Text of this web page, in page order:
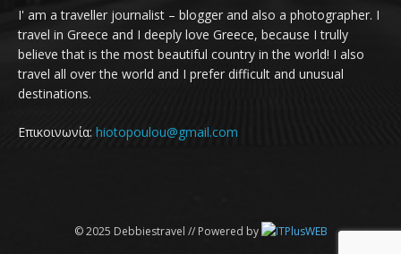
I' am a traveller journalist – blogger and also a photographer. I
travel in Greece and I deeply love Greece, because I trully
believe that is the most beautiful country in the world! I also
travel all over the world and I prefer difficult and unusual
destinations.
Επικοινωνία: hiotopoulou@gmail.com
© 2025 Debbiestravel // Powered by